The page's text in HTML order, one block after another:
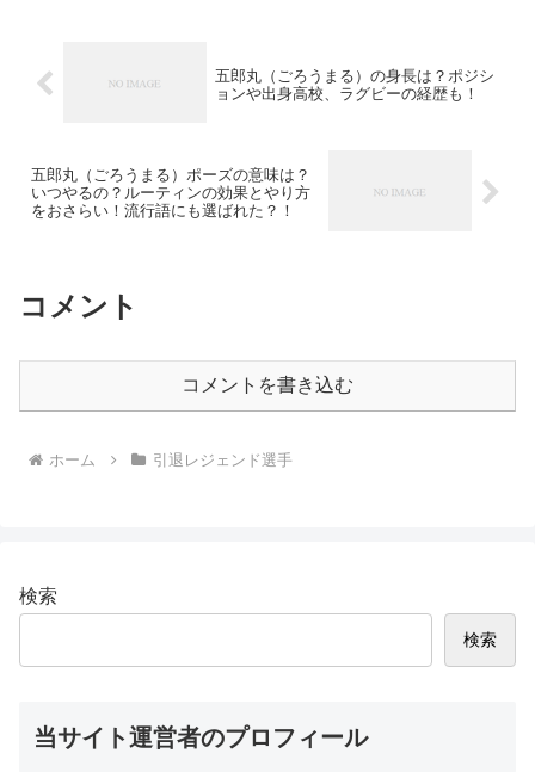
五郎丸（ごろうまる）の身長は？ポジシ
ョンや出身高校、ラグビーの経歴も！
五郎丸（ごろうまる）ポーズの意味は？
いつやるの？ルーティンの効果とやり方
をおさらい！流行語にも選ばれた？！
コメント
コメントを書き込む
ホーム 引退レジェンド選手
検索
検索
当サイト運営者のプロフィール